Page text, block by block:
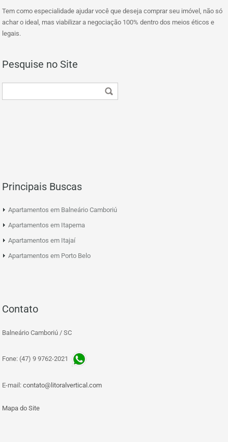
Tem como especialidade ajudar você que deseja comprar seu imóvel, não só
achar o ideal, mas viabilizar a negociação 100% dentro dos meios éticos e
legais.
Pesquise no Site
Principais Buscas
Apartamentos em Balneário Camboriú
Apartamentos em Itapema
Apartamentos em Itajaí
Apartamentos em Porto Belo
Contato
Balneário Camboriú / SC
Fone: (47) 9 9762-2021
E-mail: contato@litoralvertical.com
Mapa do Site